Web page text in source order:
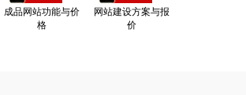
成品网站功能与价
格
网站建设方案与报
价